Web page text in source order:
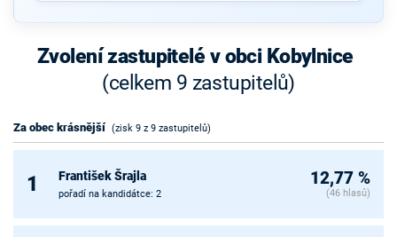
Zvolení zastupitelé v obci Kobylnice
(celkem 9 zastupitelů)
Za obec krásnější (zisk 9 z 9 zastupitelů)
1 František Šrajla
pořadí na kandidátce: 2
12,77 %
(46 hlasů)